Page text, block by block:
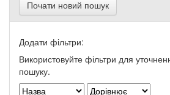
Почати новий пошук
Додати фільтри:
Використовуйте фільтри для
пошуку.